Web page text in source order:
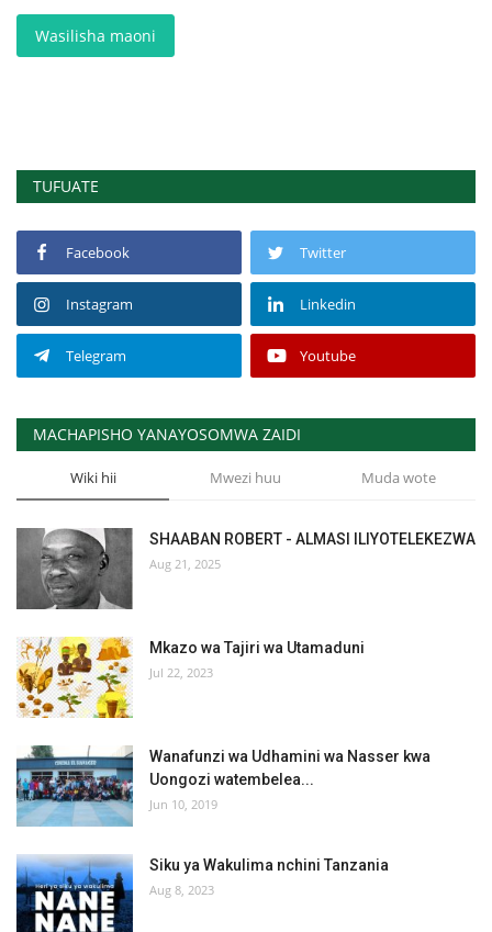
Wasilisha maoni
TUFUATE
Facebook Twitter
Instagram Linkedin
Telegram Youtube
MACHAPISHO YANAYOSOMWA ZAIDI
Wiki hii Mwezi huu Muda wote
SHAABAN ROBERT - ALMASI ILIYOTELEKEZWA
Aug 21, 2025
Mkazo wa Tajiri wa Utamaduni
Jul 22, 2023
Wanafunzi wa Udhamini wa Nasser kwa
Uongozi watembelea...
Jun 10, 2019
Siku ya Wakulima nchini Tanzania
Aug 8, 2023